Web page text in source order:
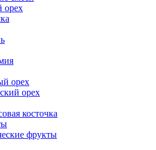
орех
орех
орех
косточка
фрукты